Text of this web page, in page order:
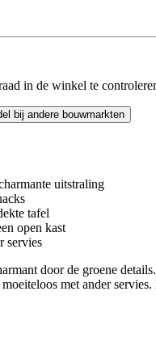
in de winkel te
bij andere bouwmarkten
uitstraling
tafel
open kast
servies
door de groene
met ander